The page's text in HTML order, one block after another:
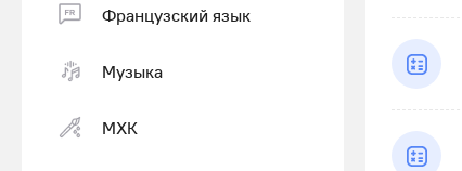
Французский язык
Музыка
МХК